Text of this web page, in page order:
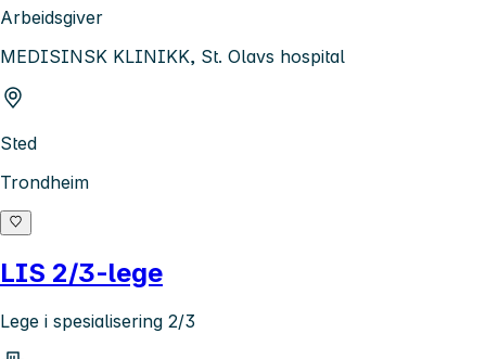
Arbeidsgiver
MEDISINSK KLINIKK, St. Olavs hospital
Sted
Trondheim
LIS 2/3-lege
Lege i spesialisering 2/3